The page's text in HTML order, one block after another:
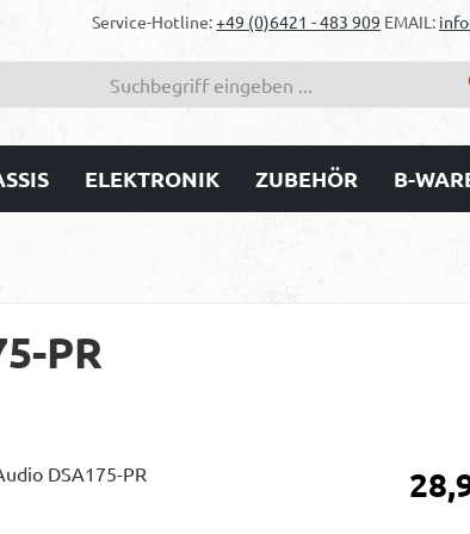
Service-Hotline:+49 (0)6421 - 483 909 EMAIL:
ELEKTRONIK ZUBEHÖR B-
PR